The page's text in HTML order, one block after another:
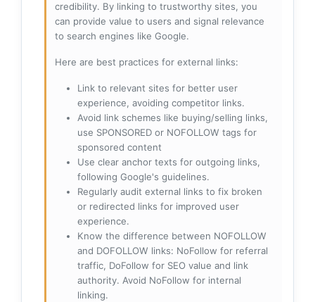
credibility. By linking to trustworthy sites, you
can provide value to users and signal relevance
to search engines like Google.
Here are best practices for external links:
Link to relevant sites for better user
experience, avoiding competitor links.
Avoid link schemes like buying/selling links,
use SPONSORED or NOFOLLOW tags for
sponsored content
Use clear anchor texts for outgoing links,
following Google's guidelines.
Regularly audit external links to fix broken
or redirected links for improved user
experience.
Know the difference between NOFOLLOW
and DOFOLLOW links: NoFollow for referral
traffic, DoFollow for SEO value and link
authority. Avoid NoFollow for internal
linking.